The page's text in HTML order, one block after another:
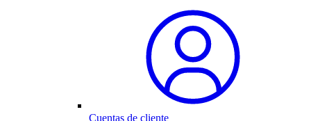
Cuentas de cliente